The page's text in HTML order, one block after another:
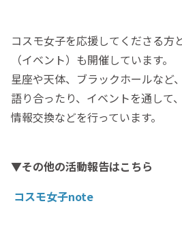
コスモ女子を応援してくださる方
（イベント）も開催しています。
星座や天体、ブラックホールなど
語り合ったり、イベントを通して
情報交換などを行っています。
▼その他の活動報告はこちら
コスモ女子note